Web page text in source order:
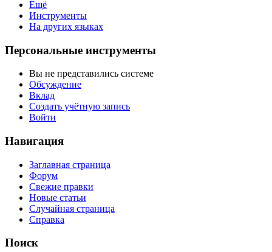
Ещё
Инструменты
На других языках
Персональные инструменты
Вы не представились системе
Обсуждение
Вклад
Создать учётную запись
Войти
Навигация
Заглавная страница
Форум
Свежие правки
Новые статьи
Случайная страница
Справка
Поиск